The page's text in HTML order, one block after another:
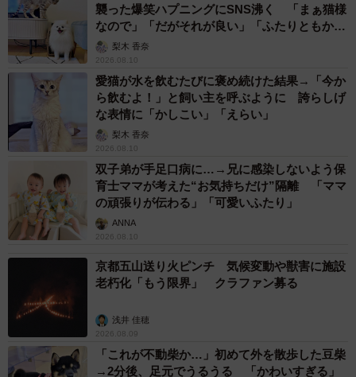
（笑）」と飼い主さん。声をかけたおじいちゃんは、その
後安心したように自転車で立ち去ったそうです。
SNSでは「抱き柴」「甘え柴」に共感の声
今回の投稿は、こはるちゃんの顔が見えない後ろ姿だった
にもかかわらず、思わぬ大反響に。
「そりゃこの首の垂れ具合だと声かける！」
「確かにぐったりしてるみたいに見える」
「優しいおじいちゃんだね」
「何も知らない人が見たらドキッとするかも」
と、Xでは飼い主さんの思いに共感の声が多数寄せられまし
た。
ネットでは「拒否柴」「甘え柴」「抱き柴」などユニーク
な呼び名も話題に。飼い主さんは、「こはるは“甘え柴”です
襲った爆笑ハプニングにSNS沸く 「まぁ猫様
なので」「だがそれが良い」「ふたりともかわ
いいね」
梨木 香奈
2026.08.10
愛猫が水を飲むたびに褒め続けた結果→「今か
ら飲むよ！」と飼い主を呼ぶように 誇らしげ
な表情に「かしこい」「えらい」
梨木 香奈
2026.08.10
双子弟が手足口病に…→兄に感染しないよう保
育士ママが考えた“お気持ちだけ”隔離 「ママ
の頑張りが伝わる」「可愛いふたり」
ANNA
2026.08.10
京都五山送り火ピンチ 気候変動や獣害に施設
老朽化「もう限界」 クラファン募る
浅井 佳穂
2026.08.09
「これが不動柴か…」初めて外を散歩した豆柴
→2分後、足元でうるうる 「かわいすぎる」